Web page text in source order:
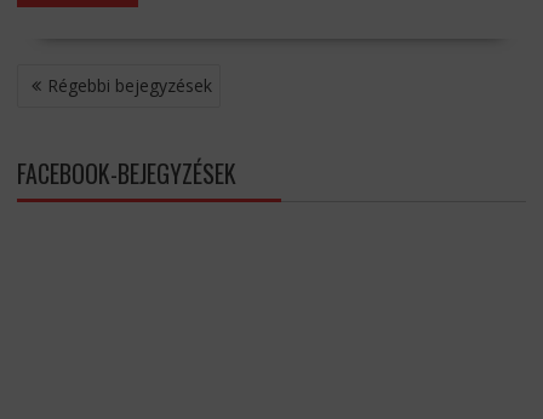
BEJEGYZÉS
NAVIGÁCIÓ
Régebbi bejegyzések
FACEBOOK-BEJEGYZÉSEK